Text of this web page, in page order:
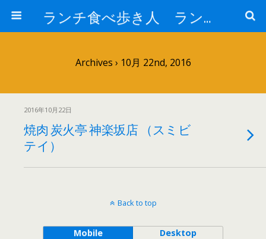
ランチ食べ歩き人 ランチパスポートで美味しいランチ 安い 贅沢 おいしい
Archives › 10月 22nd, 2016
2016年10月22日
焼肉 炭火亭 神楽坂店 （スミビ
テイ）
Back to top
Mobile Desktop